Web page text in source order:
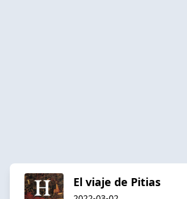
El viaje de Pitias